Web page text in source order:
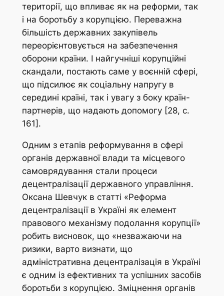
території, що впливає як на реформи, так
і на боротьбу з корупцією. Переважна
більшість державних закупівель
переорієнтовується на забезпечення
оборони країни. І найгучніші корупційні
скандали, постають саме у воєнній сфері,
що підсилює як соціальну напругу в
середині країні, так і увагу з боку країн-
партнерів, що надають допомогу [28, с.
161].
Одним з етапів реформування в сфері
органів державної влади та місцевого
самоврядування стали процеси
децентралізації державного управління.
Оксана Шевчук в статті «Реформа
децентралізації в Україні як елемент
правового механізму подолання корупції»
робить висновок, що «незважаючи на
ризики, варто визнати, що
адміністративна децентралізація в Україні
є одним із ефективних та успішних засобів
боротьби з корупцією. Зміцнення органів